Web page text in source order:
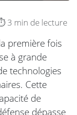
3 min de lecture
première fois
à grande
technologies
Cette
de
dépasse